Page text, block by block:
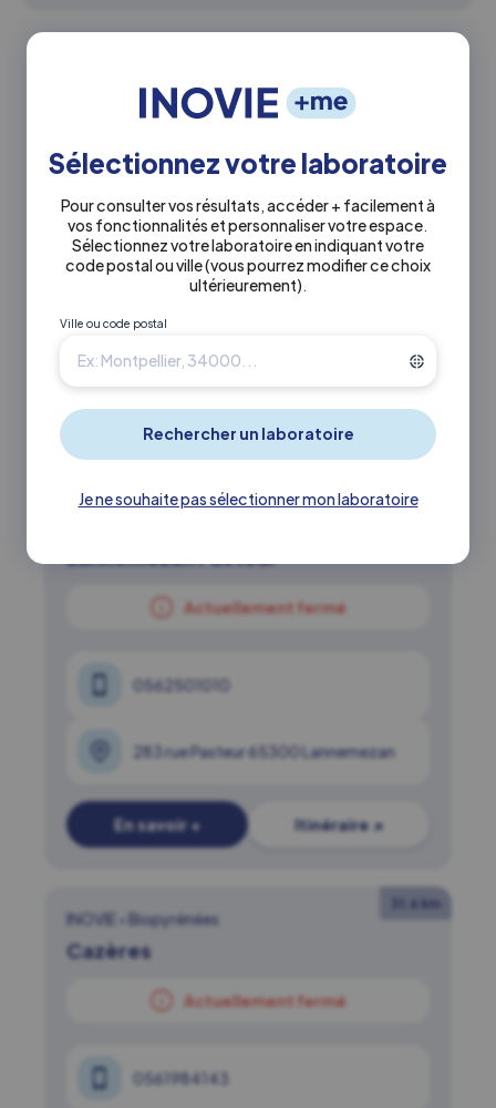
Sélectionnez votre laboratoire
Pour consulter vos résultats, accéder + facilement à
vos fonctionnalités et personnaliser votre espace.
Sélectionnez votre laboratoire en indiquant votre
code postal ou ville(vous pourrez modifier ce choix
ultérieurement)
Ville ou code postal
Je ne souhaite pas sélectionner mon laboratoire
Biopyrénées
Montrejeau
Actuellement fermé
0561959191
Montrejeau
En savoir + Itinéraire ↗
27.5 km
Actuellement fermé
0562501010
283 rue Pasteur 65300 Lannemezan
En savoir + Itinéraire ↗
31.6 km
INOVIE • Biopyrénées
Cazères
Actuellement fermé
0561984143